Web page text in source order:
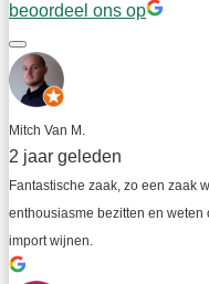
beoordeel ons op
Mitch Van M.
2 jaar geleden
Fantastische zaak, zo een zaak
enthousiasme bezitten en weten
import wijnen.